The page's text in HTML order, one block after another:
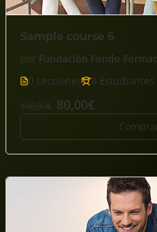
Sample course 6
por Fundación Fondo
0 Lecciones
8 Estudiantes
100,00€ 80,00€